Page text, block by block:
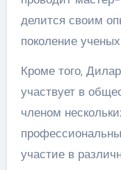
делится своим
поколение
Кроме того,
участвует в
членом
участие в